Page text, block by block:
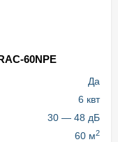
60NPE
Да
6 квт
30 — 48 дБ
60 м2